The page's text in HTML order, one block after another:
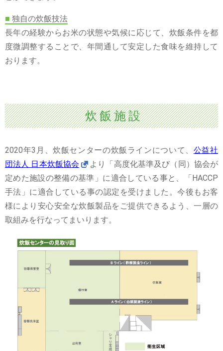
■ 独自の炊飯技法
長年の経験からお米の状態や気候に応じて、炊飯条件を都
度微調整することで、年間通して安定した食味を維持して
おります。
炊飯施設
2020年3月、炊飯センターの炊飯ラインについて、 公益社
団法人 日本炊飯協会
より「高度化基準及び（同）協会が
定めた施設の整備の基準」に適合している事と、「HACCP
手法」に適合している事の認定を受けました。今後もお客
様により安心安全な炊飯製品をご提供できるよう、一層の
取組みを行なってまいります。